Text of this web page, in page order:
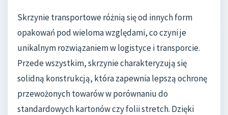
Skrzynie transportowe różnią się od innych form
opakowań pod wieloma względami, co czyni je
unikalnym rozwiązaniem w logistyce i transporcie.
Przede wszystkim, skrzynie charakteryzują się
solidną konstrukcją, która zapewnia lepszą ochronę
przewożonych towarów w porównaniu do
standardowych kartonów czy folii stretch. Dzięki